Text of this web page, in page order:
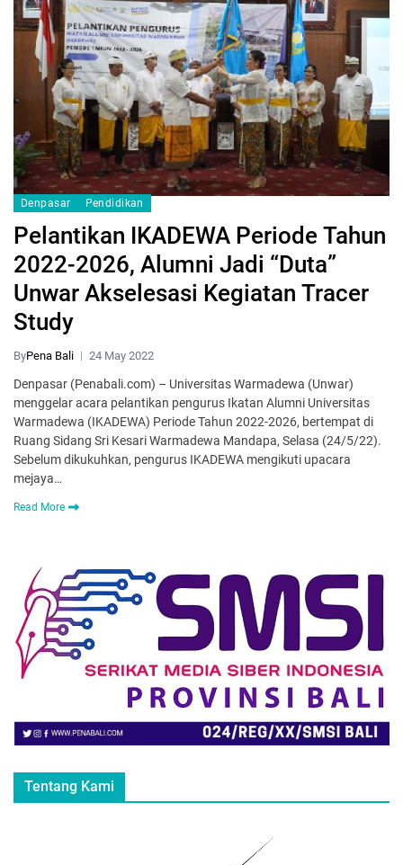
Denpasar Pendidikan
Pelantikan IKADEWA Periode Tahun
2022-2026, Alumni Jadi “Duta”
Unwar Akselesasi Kegiatan Tracer
Study
ByPena Bali 24 May 2022
Denpasar (Penabali.com) – Universitas Warmadewa (Unwar)
menggelar acara pelantikan pengurus Ikatan Alumni Universitas
Warmadewa (IKADEWA) Periode Tahun 2022-2026, bertempat di
Ruang Sidang Sri Kesari Warmadewa Mandapa, Selasa (24/5/22).
Sebelum dikukuhkan, pengurus IKADEWA mengikuti upacara
mejaya…
Read More
Tentang Kami